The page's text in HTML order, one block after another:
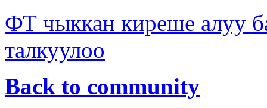
ФТ чыккан киреше алуу
талкуулоо
Back to community